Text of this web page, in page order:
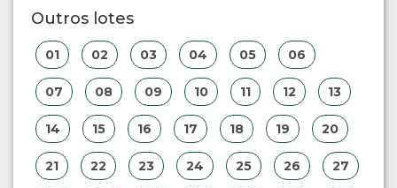
Outros lotes
01 02 03 04 05 06
07 08 09 10 11 12 13
14 15 16 17 18 19 20
21 22 23 24 25 26 27